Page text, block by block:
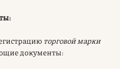
торговой марки
документы: